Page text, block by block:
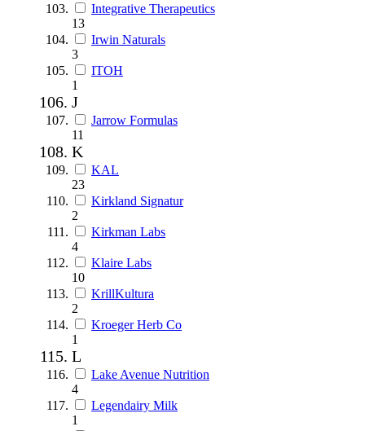
Integrative Therapeutics
13
Irwin Naturals
3
ITOH
1
J
Jarrow Formulas
11
K
KAL
23
Kirkland Signatur
2
Kirkman Labs
4
Klaire Labs
10
KrillKultura
2
Kroeger Herb Co
1
L
Lake Avenue Nutrition
4
Legendairy Milk
1